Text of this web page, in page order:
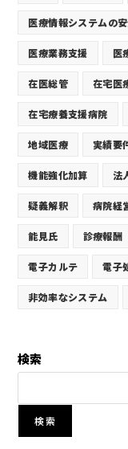
医療情報システムの
医療業務支援 医
在医総管 在宅医
在宅療養支援病院
地域医療 実績要
機能強化加算 法
疑義解釈 病院経
能見氏 診療報酬
電子カルテ 電子
非効率なシステム
検索
検索